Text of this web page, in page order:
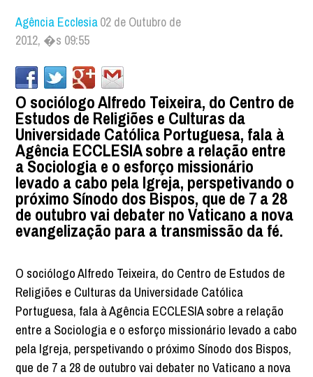
Agência Ecclesia02 de Outubro de
2012, �s 09:55
O sociólogo Alfredo Teixeira, do Centro de
Estudos de Religiões e Culturas da
Universidade Católica Portuguesa, fala à
Agência ECCLESIA sobre a relação entre
a Sociologia e o esforço missionário
levado a cabo pela Igreja, perspetivando o
próximo Sínodo dos Bispos, que de 7 a 28
de outubro vai debater no Vaticano a nova
evangelização para a transmissão da fé.
O sociólogo Alfredo Teixeira, do Centro de Estudos de
Religiões e Culturas da Universidade Católica
Portuguesa, fala à Agência ECCLESIA sobre a relação
entre a Sociologia e o esforço missionário levado a cabo
pela Igreja, perspetivando o próximo Sínodo dos Bispos,
que de 7 a 28 de outubro vai debater no Vaticano a nova